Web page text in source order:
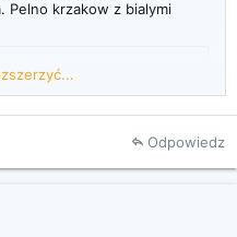
Pelno krzakow z bialymi
Tam zwykle mają
Odpowiedz